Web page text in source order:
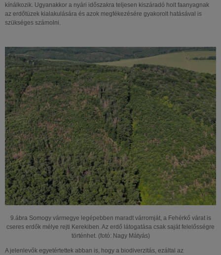
kínálkozik. Ugyanakkor a nyári időszakra teljesen kiszáradó holt faanyagnak
az erdőtüzek kialakulására és azok megfékezésére gyakorolt hatásával is
szükséges számolni.
9.ábra Somogy vármegye legépebben maradt várromját, a Fehérkő várat is
cseres erdők mélye rejti Kerekiben. Az erdő látogatása csak saját felelősségre
történhet. (fotó: Nagy Mátyás)
A jelenlevők egyetértettek abban is, hogy a biodiverzitás, ezáltal az